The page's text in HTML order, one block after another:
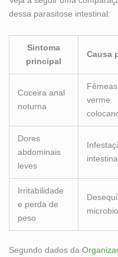
dessa parasitose intestinal:
Sintoma
principal
Causa
Coceira anal
noturna
verme
Dores
abdominais
leves
Irritabilidade
e perda de
peso
Segundo dados da